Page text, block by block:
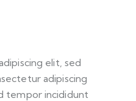
elit, sed
adipiscing
tempor incididunt